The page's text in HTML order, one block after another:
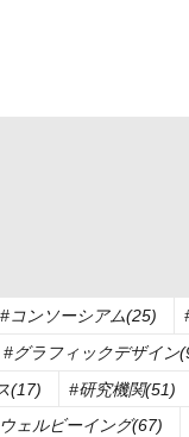
#コンソーシアム(25)
#グラフィックデザイン
(17)
#研究機関(51)
ェルビーイング(67)